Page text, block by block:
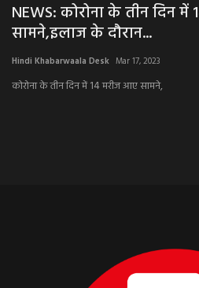
NEWS: कोरोना के तीन दिन
सामने,इलाज के दौरान...
Hindi Khabarwaala Desk Mar 17, 2023
कोरोना के तीन दिन में 14 मरीज आए सामने,